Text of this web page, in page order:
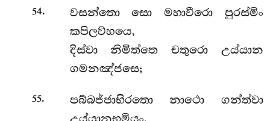
54.
වසන්තො සො මහාවීරො පුරස්මිං
කපිලව්හයෙ,
දිස්වා නිමිත්තෙ චතුරො උය්යාන
ගමනඤ්ජසෙ;
55.
පබ්බජ්ජාභිරතො නාථො ගන්ත්වා